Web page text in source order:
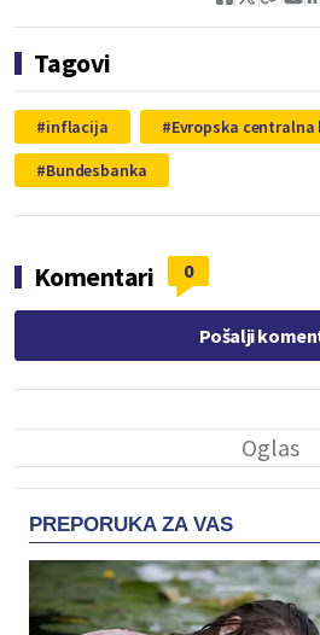
Tagovi
inflacija
Evropska centralna
Bundesbanka
Komentari 0
Pošalji
PREPORUKA ZA VAS